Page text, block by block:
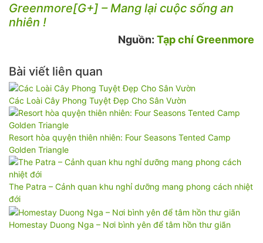
Greenmore[G+] – Mang lại cuộc sống an
nhiên !
Nguồn: Tạp chí Greenmore
Bài viết liên quan
Các Loài Cây Phong Tuyệt Đẹp Cho Sân Vườn
Resort hòa quyện thiên nhiên: Four Seasons Tented Camp
Golden Triangle
The Patra – Cảnh quan khu nghỉ dưỡng mang phong cách nhiệt
đới
Homestay Duong Nga – Nơi bình yên để tâm hồn thư giãn